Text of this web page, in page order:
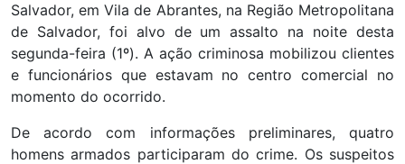
Salvador, em Vila de Abrantes, na Região Metropolitana
de Salvador, foi alvo de um assalto na noite desta
segunda-feira (1º). A ação criminosa mobilizou clientes
e funcionários que estavam no centro comercial no
momento do ocorrido.
De acordo com informações preliminares, quatro
homens armados participaram do crime. Os suspeitos